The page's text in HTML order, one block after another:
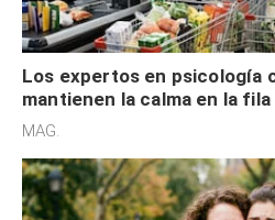
Los expertos en psicología
mantienen la calma en la
cognitiva, gratitud y no solo
MAG.